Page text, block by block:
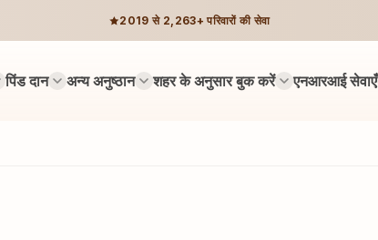
2019 से 2,263+ परिवारों की सेवा
पिंड दान अन्य अनुष्ठान शहर के अनुसार बुक करें एनआरआई सेवाएँ